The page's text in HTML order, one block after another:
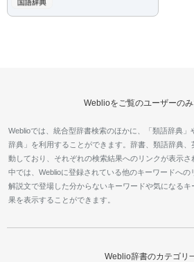
Weblioをご覧のユーザーの
Weblioでは、統合型辞書検索のほかに、「類語辞典
辞典」を利用することができます。辞書、類語辞典
動しており、それぞれの検索結果へのリンクが表示
中では、Weblioに登録されている他のキーワードへの
解説文で登場した分からないキーワードや気になる
果を表示することができます。
Weblio辞書のカテゴリ